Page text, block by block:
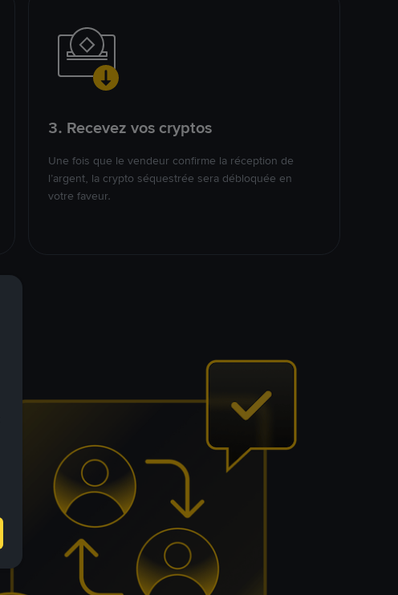
3. Recevez vos cryptos
Une fois que le vendeur confirme la réception de
l’argent, la crypto séquestrée sera débloquée en
votre faveur.